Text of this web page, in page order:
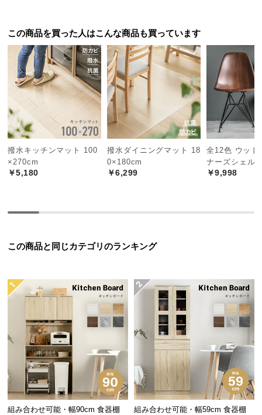
商
品
の
配
送
に
つ
い
て
小
送
い
開
梱
設
置
サ
ー
ビ
ラバーウッドとは
ゴムの木を加工した木材。ソフトな
印象の木目と滑らかな肌触りが特徴
美しい質感を生み出します。
この商品を買った人はこんな商品も買っています
撥水キッチンマット 100
×270cm
￥5,180
撥水ダイニングマット 18
0×180cm
￥6,299
全12色 ウッド
ナーズシェル
￥9,998
この商品と同じカテゴリのランキング
組み合わせ可能・幅90cm 食器棚
組み合わせ可能・幅59cm 食器棚